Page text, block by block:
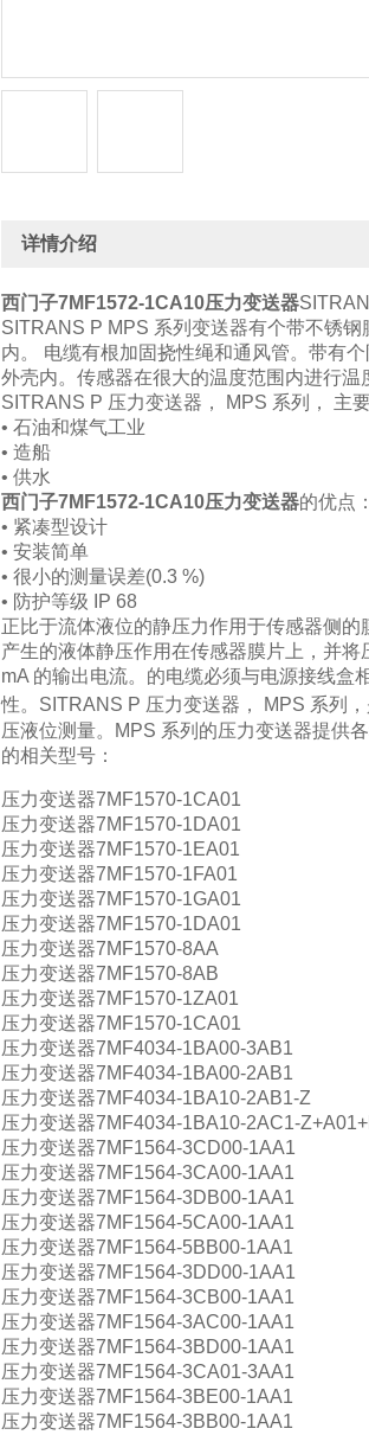
详情介绍
西门子7MF1572-1CA10压力变送器
SITRANS P MPS 系列变送器有个带不锈
内。 电缆有根加固挠性绳和通风管。带有
外壳内。传感器在很大的温度范围内进行温
SITRANS P 压力变送器， MPS 系列， 主
• 石油和煤气工业
• 造船
• 供水
西门子7MF1572-1CA10压力变送器的优点：
• 紧凑型设计
• 安装简单
• 很小的测量误差(0.3 %)
• 防护等级 IP 68
正比于流体液位的静压力作用于传感器侧
产生的液体静压作用在传感器膜片上，并
mA 的输出电流。的电缆必须与电源接线盒
性。 SITRANS P 压力变送器， MPS 系列
压液位测量。MPS 系列的压力变送器提供
的相关型号：
压力变送器7MF1570-1CA01
压力变送器7MF1570-1DA01
压力变送器7MF1570-1EA01
压力变送器7MF1570-1FA01
压力变送器7MF1570-1GA01
压力变送器7MF1570-1DA01
压力变送器7MF1570-8AA
压力变送器7MF1570-8AB
压力变送器7MF1570-1ZA01
压力变送器7MF1570-1CA01
压力变送器7MF4034-1BA00-3AB1
压力变送器7MF4034-1BA00-2AB1
压力变送器7MF4034-1BA10-2AB1-Z
压力变送器7MF4034-1BA10-2AC1-
压力变送器7MF1564-3CD00-1AA1
压力变送器7MF1564-3CA00-1AA1
压力变送器7MF1564-3DB00-1AA1
压力变送器7MF1564-5CA00-1AA1
压力变送器7MF1564-5BB00-1AA1
压力变送器7MF1564-3DD00-1AA1
压力变送器7MF1564-3CB00-1AA1
压力变送器7MF1564-3AC00-1AA1
压力变送器7MF1564-3BD00-1AA1
压力变送器7MF1564-3CA01-3AA1
压力变送器7MF1564-3BE00-1AA1
压力变送器7MF1564-3BB00-1AA1